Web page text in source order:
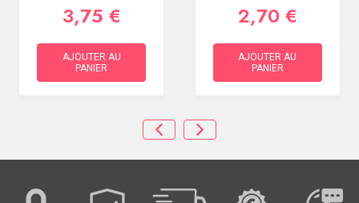
3,75 €
AJOUTER AU
PANIER
2,70 €
AJOUTER AU
PANIER